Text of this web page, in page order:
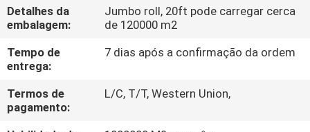
DA
QUALIDADE
CONTACTE-
NOS
Detalhes da
embalagem:
Jumbo roll, 20ft pode carregar cerca
de 120000 m2
Tempo de
entrega:
7 dias após a confirmação da ordem
Termos de
pagamento:
L/C, T/T, Western Union,